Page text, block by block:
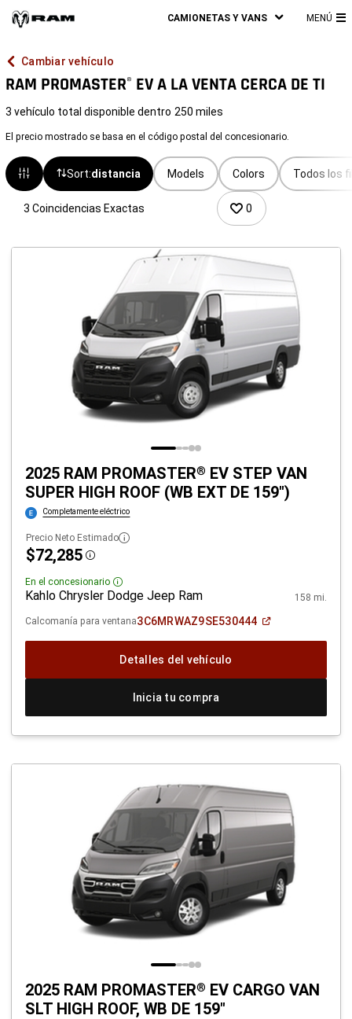
CAMIONETAS Y VANS MENÚ
Cambiar vehículo
RAM PROMASTER® EV A LA VENTA CERCA DE TI
3 vehículo total disponible dentro 250 miles
El precio mostrado se basa en el código postal del concesionario.
Sort:distancia Models Colors Todos los
3 Coincidencias Exactas 0
2025 RAM PROMASTER® EV STEP VAN
SUPER HIGH ROOF (WB EXT DE 159")
Completamente eléctrico
Precio Neto Estimado
$72,285 Disclosure
En el concesionario Disclosure
Kahlo Chrysler Dodge Jeep Ram 158 mi.
Calcomanía para ventana3C6MRWAZ9SE530444
(Abrir
una
Detalles del vehículo
Inicia tu compra
2025 RAM PROMASTER® EV CARGO VAN
SLT HIGH ROOF, WB DE 159"